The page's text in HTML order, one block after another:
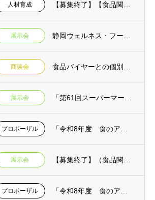
人材育成
展示会
商談会
展示会
プロポーザル
展示会
プロポーザル